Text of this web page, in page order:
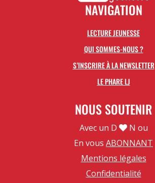
NAVIGATION
LECTURE JEUNESSE
QUI SOMMES-NOUS ?
S’INSCRIRE À LA NEWSLETTER
LE PHARE LJ
NOUS SOUTENIR
Avec un D
N ou
En vous ABONNANT
Mentions légales
Confidentialité